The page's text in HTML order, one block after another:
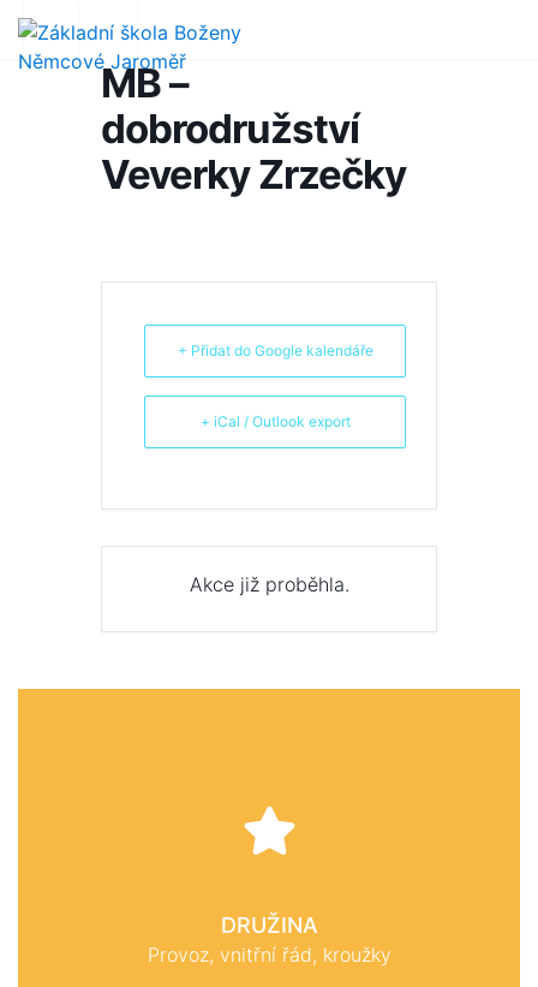
MB –
dobrodružství
Veverky Zrzečky
+ Přidat do Google kalendáře
+ iCal / Outlook export
Akce již proběhla.
DRUŽINA
Provoz, vnitřní řád, kroužky